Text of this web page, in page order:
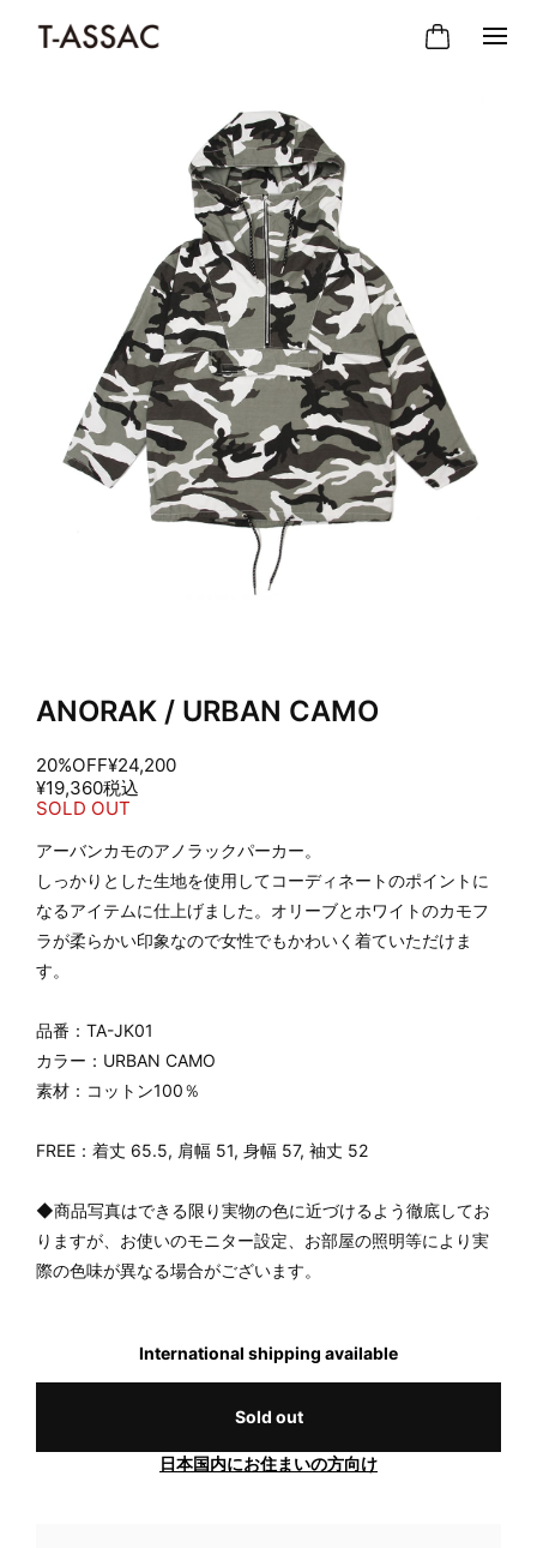
ANORAK / URBAN CAMO
20%OFF¥24,200
¥19,360税込
SOLD OUT
アーバンカモのアノラックパーカー。
しっかりとした生地を使用してコーディネートのポイントに
なるアイテムに仕上げました。オリーブとホワイトのカモフ
ラが柔らかい印象なので女性でもかわいく着ていただけま
す。
品番：TA-JK01
カラー：URBAN CAMO
素材：コットン100％
FREE：着丈 65.5, 肩幅 51, 身幅 57, 袖丈 52
◆商品写真はできる限り実物の色に近づけるよう徹底してお
りますが、お使いのモニター設定、お部屋の照明等により実
際の色味が異なる場合がございます。
International shipping available
Sold out
日本国内にお住まいの方向け